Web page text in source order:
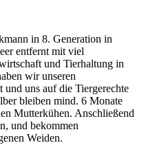
in 8. Generation in
entfernt mit viel
und Tierhaltung in
wir unseren
uns auf die Tiergerechte
bleiben mind. 6 Monate
Mutterkühen. Anschließend
und bekommen
Weiden.